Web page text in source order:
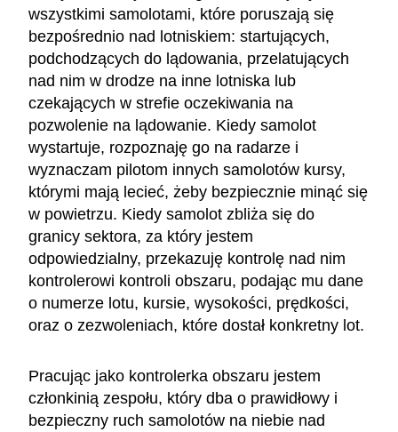
wszystkimi samolotami, które poruszają się
bezpośrednio nad lotniskiem: startujących,
podchodzących do lądowania, przelatujących
nad nim w drodze na inne lotniska lub
czekających w strefie oczekiwania na
pozwolenie na lądowanie. Kiedy samolot
wystartuje, rozpoznaję go na radarze i
wyznaczam pilotom innych samolotów kursy,
którymi mają lecieć, żeby bezpiecznie minąć się
w powietrzu. Kiedy samolot zbliża się do
granicy sektora, za który jestem
odpowiedzialny, przekazuję kontrolę nad nim
kontrolerowi kontroli obszaru, podając mu dane
o numerze lotu, kursie, wysokości, prędkości,
oraz o zezwoleniach, które dostał konkretny lot.
Pracując jako kontrolerka obszaru jestem
członkinią zespołu, który dba o prawidłowy i
bezpieczny ruch samolotów na niebie nad